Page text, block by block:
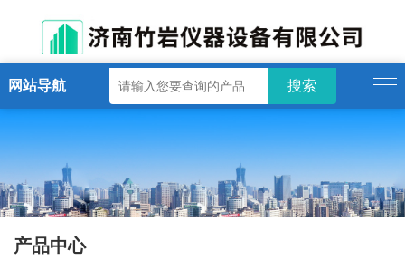
网站导航
产品中心